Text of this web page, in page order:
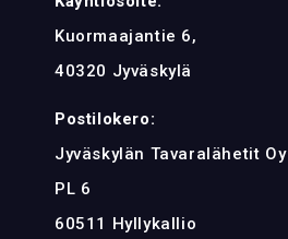
Kuormaajantie 6,
40320 Jyväskylä
Postilokero:
Jyväskylän Tavaralähetit Oy
PL 6
60511 Hyllykallio